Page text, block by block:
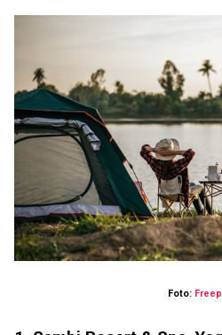
Foto: